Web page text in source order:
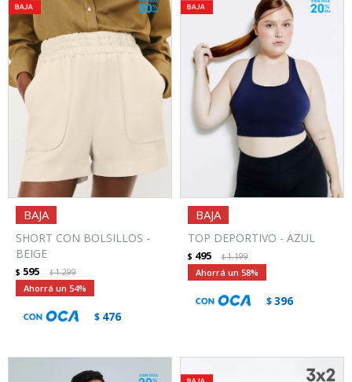
SHORT CON BOLSILLOS -
BEIGE
$ 595 $1.299
54
$ 476
TOP DEPORTIVO - AZUL
$ 495 $1.199
58
$396